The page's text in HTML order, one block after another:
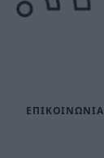
ΕΠΙΚΟΙΝΩΝΙΑ